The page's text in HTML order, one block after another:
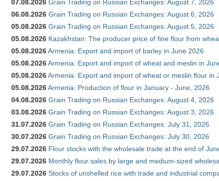
07.08.2026 Grain Trading on Russian Exchanges: August 7, 2026
06.08.2026 Grain Trading on Russian Exchanges: August 6, 2026
05.08.2026 Grain Trading on Russian Exchanges: August 5, 2026
05.08.2026 Kazakhstan: The producer price of fine flour from
05.08.2026Armenia: Export and import of barley in June 2026
05.08.2026Armenia: Export and import of wheat and meslin in
05.08.2026Armenia: Export and import of wheat or meslin flour in
05.08.2026Armenia: Production of flour in January - June, 2026
04.08.2026 Grain Trading on Russian Exchanges: August 4, 2026
03.08.2026 Grain Trading on Russian Exchanges: August 3, 2026
31.07.2026 Grain Trading on Russian Exchanges: July 31, 2026
30.07.2026 Grain Trading on Russian Exchanges: July 30, 2026
29.07.2026 Flour stocks with the wholesale trade at the end of
29.07.2026 Monthly flour sales by large and medium-sized
29.07.2026 Stocks of unshelled rice with trade and industrial